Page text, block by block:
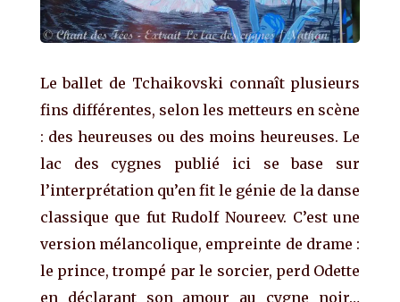
Le ballet de Tchaikovski connaît plusieurs
fins différentes, selon les metteurs en scène
: des heureuses ou des moins heureuses. Le
lac des cygnes publié ici se base sur
l’interprétation qu’en fit le génie de la danse
classique que fut Rudolf Noureev. C’est une
version mélancolique, empreinte de drame :
le prince, trompé par le sorcier, perd Odette
en déclarant son amour au cygne noir…